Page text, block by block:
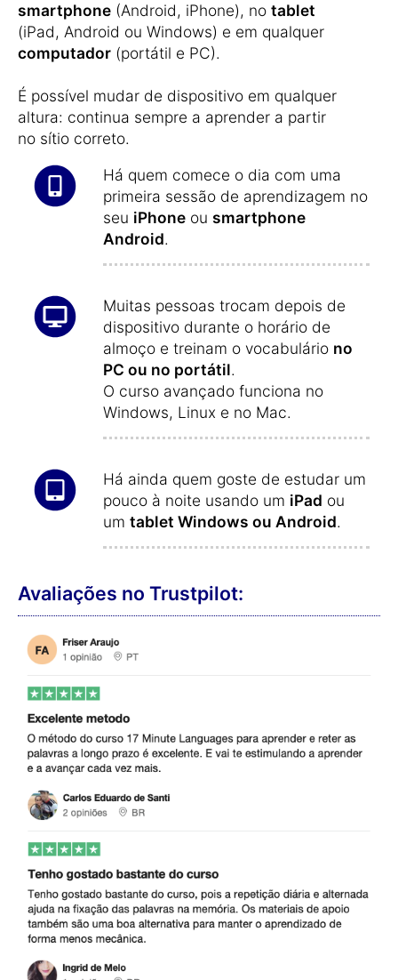
smartphone (Android, iPhone), no tablet
(iPad, Android ou Windows) e em qualquer
computador (portátil e PC).
É possível mudar de dispositivo em qualquer
altura: continua sempre a aprender a partir
no sítio correto.
Há quem comece o dia com uma
primeira sessão de aprendizagem no
seu iPhone ou smartphone
Android.
Muitas pessoas trocam depois de
dispositivo durante o horário de
almoço e treinam o vocabulário no
PC ou no portátil.
O curso avançado funciona no
Windows, Linux e no Mac.
Há ainda quem goste de estudar um
pouco à noite usando um iPad ou
um tablet Windows ou Android.
Avaliações no Trustpilot: